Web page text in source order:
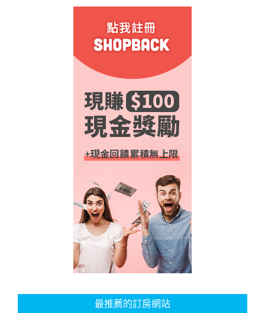
最推薦的訂房網站